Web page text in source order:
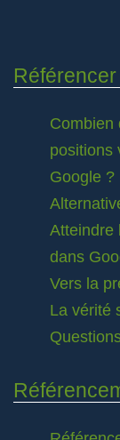
Combien
positions
Google ?
Atteindre
dans
Vers la
La vérité